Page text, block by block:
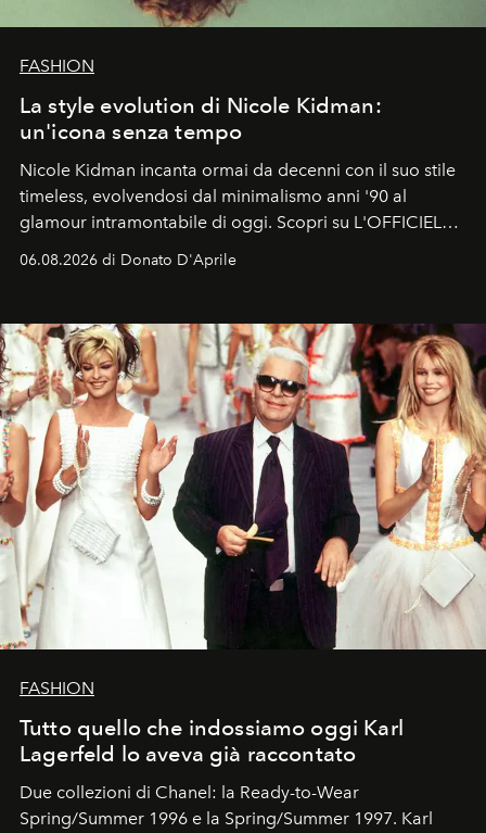
FASHION
La style evolution di Nicole Kidman:
un'icona senza tempo
Nicole Kidman incanta ormai da decenni con il suo stile
timeless, evolvendosi dal minimalismo anni '90 al
glamour intramontabile di oggi. Scopri su L'OFFICIEL
Italia la sua style evolution.
06.08.2026 di Donato D'Aprile
FASHION
Tutto quello che indossiamo oggi Karl
Lagerfeld lo aveva già raccontato
Due collezioni di Chanel: la Ready-to-Wear
Spring/Summer 1996 e la Spring/Summer 1997. Karl